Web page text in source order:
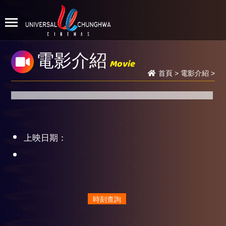
電影介紹 Movie
首頁> 電影介紹 >
上映日期：
時刻查詢